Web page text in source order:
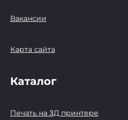
Вакансии
Карта сайта
Каталог
Печать на 3Д принтере